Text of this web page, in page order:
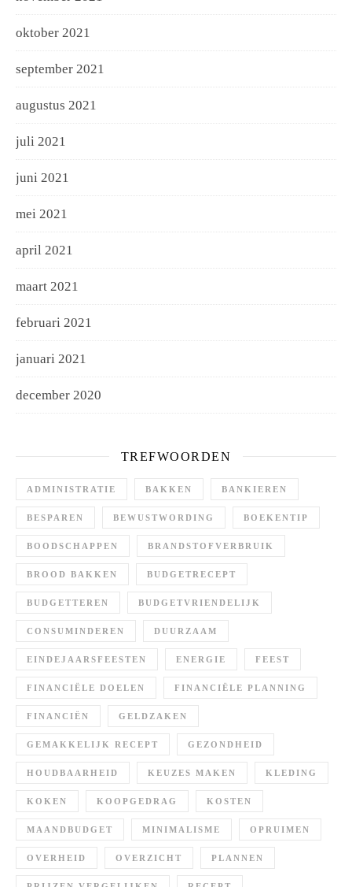
oktober 2021
september 2021
augustus 2021
juli 2021
juni 2021
mei 2021
april 2021
maart 2021
februari 2021
januari 2021
december 2020
TREFWOORDEN
ADMINISTRATIE BAKKEN BANKIEREN
BESPAREN BEWUSTWORDING BOEKENTIP
BOODSCHAPPEN BRANDSTOFVERBRUIK
BROOD BAKKEN BUDGETRECEPT
BUDGETTEREN BUDGETVRIENDELIJK
CONSUMINDEREN DUURZAAM
EINDEJAARSFEESTEN ENERGIE FEEST
FINANCIËLE DOELEN FINANCIËLE PLANNING
FINANCIËN GELDZAKEN
GEMAKKELIJK RECEPT GEZONDHEID
HOUDBAARHEID KEUZES MAKEN KLEDING
KOKEN KOOPGEDRAG KOSTEN
MAANDBUDGET MINIMALISME OPRUIMEN
OVERHEID OVERZICHT PLANNEN